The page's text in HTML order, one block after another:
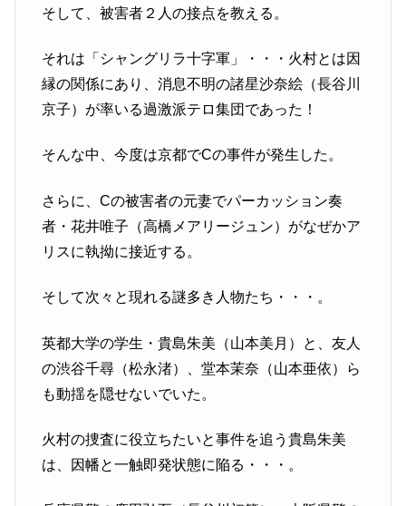
そして、被害者２人の接点を教える。
それは「シャングリラ十字軍」・・・火村とは因
縁の関係にあり、消息不明の諸星沙奈絵（長谷川
京子）が率いる過激派テロ集団であった！
そんな中、今度は京都でCの事件が発生した。
さらに、Cの被害者の元妻でパーカッション奏
者・花井唯子（高橋メアリージュン）がなぜかア
リスに執拗に接近する。
そして次々と現れる謎多き人物たち・・・。
英都大学の学生・貴島朱美（山本美月）と、友人
の渋谷千尋（松永渚）、堂本茉奈（山本亜依）ら
も動揺を隠せないでいた。
火村の捜査に役立ちたいと事件を追う貴島朱美
は、因幡と一触即発状態に陥る・・・。